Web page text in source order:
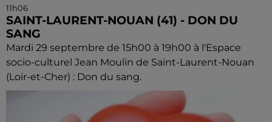
11h06
SAINT-LAURENT-NOUAN (41) - DON DU
SANG
Mardi 29 septembre de 15h00 à 19h00 à l'Espace
socio-culturel Jean Moulin de Saint-Laurent-Nouan
(Loir-et-Cher) : Don du sang.